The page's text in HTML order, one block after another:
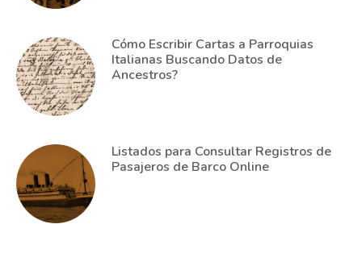
Cómo Escribir Cartas a Parroquias
Italianas Buscando Datos de
Ancestros?
Listados para Consultar Registros de
Pasajeros de Barco Online